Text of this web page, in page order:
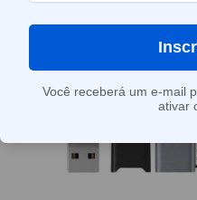
Você receberá um e-mail
ativar